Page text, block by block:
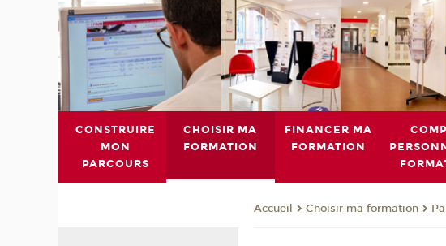
CONSTRUIRE
MON
PARCOURS
CHOISIR MA
FORMATION
FINANCER MA
FORMATION
Accueil Choisir ma formation